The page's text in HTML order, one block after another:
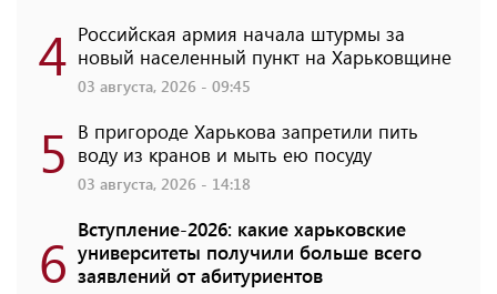
4 Российская армия начала штурмы за
новый населенный пункт на Харьковщине
03 августа, 2026 - 09:45
5 В пригороде Харькова запретили пить
воду из кранов и мыть ею посуду
03 августа, 2026 - 14:18
6 Вступление-2026: какие харьковские
университеты получили больше всего
заявлений от абитуриентов